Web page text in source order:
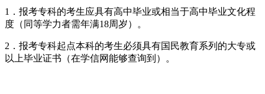
1．报考专科的考生应具有高中毕业或相当于高中毕业文化程
度（同等学力者需年满18周岁）。
2．报考专科起点本科的考生必须具有国民教育系列的大专或
以上毕业证书（在学信网能够查询到）。